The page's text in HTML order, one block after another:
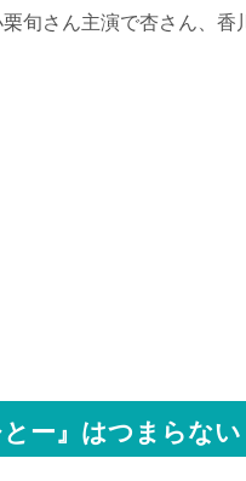
旬さん主演で杏さん、
ー』はつまらな